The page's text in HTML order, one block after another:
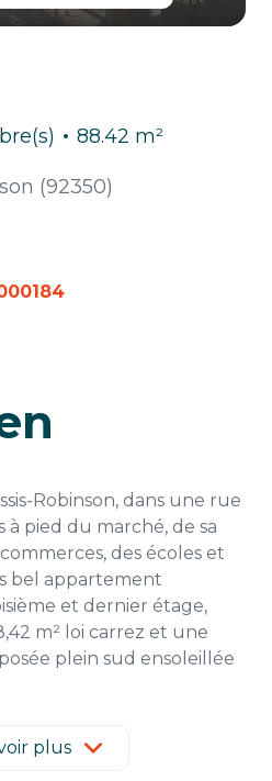
88.42 m²
(92350)
Robinson, dans une rue
pied du marché, de sa
des écoles et
bel appartement
et dernier étage,
m² loi carrez et une
plein sud ensoleillée
sera vous séduire par sa
et ses prestations
plus